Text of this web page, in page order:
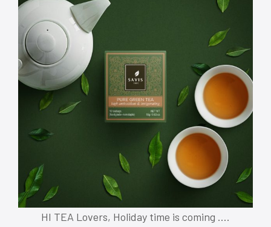
HI TEA Lovers, Holiday time is coming ….